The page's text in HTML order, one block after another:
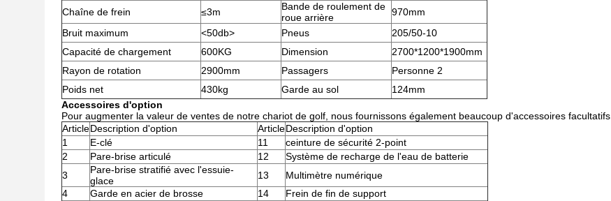
Chaîne de frein ≤3m
Bande de roulement de
roue arrière
970mm
Bruit maximum
<50db> Pneus
205/50-10
Capacité de chargement
600KG Dimension
2700*1200*1900mm
Rayon de rotation
2900mm Passagers
Personne 2
Poids net
430kg Garde au sol
124mm
Accessoires d'option
Pour augmenter la valeur de ventes de notre chariot de golf, nous fournissons également beaucoup d'accessoires facultatifs.
ArticleDescription d'option ArticleDescription d'option
1
E-clé 11
ceinture de sécurité 2-point
2
Pare-brise articulé 12
Système de recharge de l'eau de batterie
3
Pare-brise stratifié avec l'essuie-
glace
13
Multimètre numérique
4
Garde en acier de brosse 14
Frein de fin de support